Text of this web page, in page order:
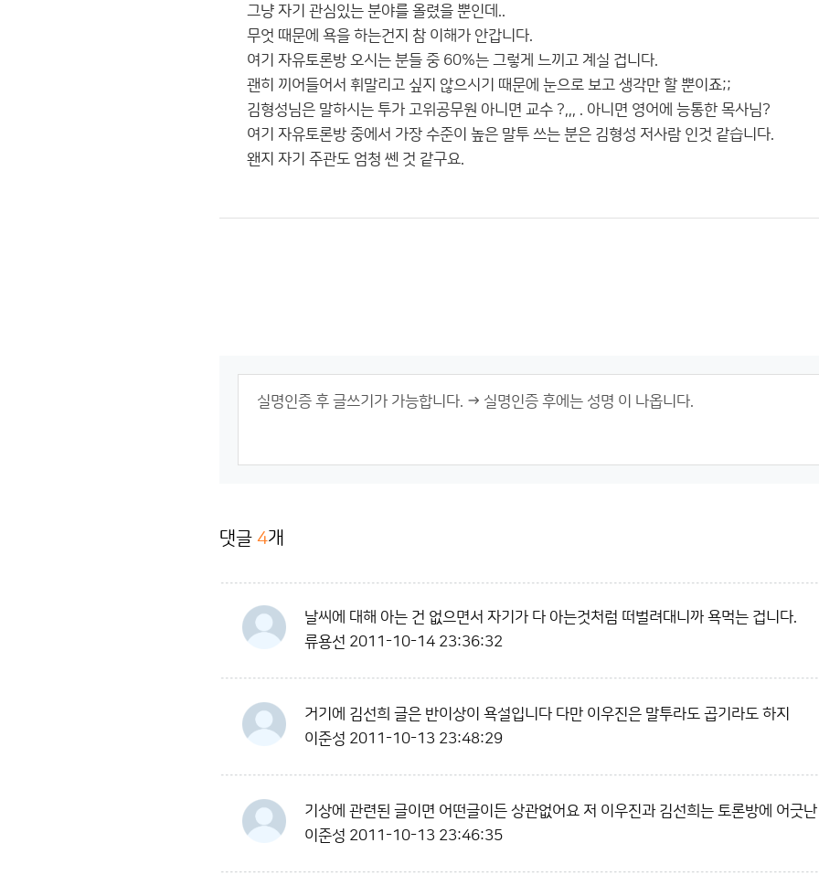
그냥 자기 관심있는 분야를 올렸을 뿐인데..
무엇 때문에 욕을 하는건지 참 이해가 안갑니다.
여기 자유토론방 오시는 분들 중 60%는 그렇게 느끼고 계실 겁니다.
괜히 끼어들어서 휘말리고 싶지 않으시기 때문에 눈으로 보고 생각만 할 뿐이죠;;
김형성님은 말하시는 투가 고위공무원 아니면 교수 ?,,, . 아니면 영어에 능통한 목사님?
여기 자유토론방 중에서 가장 수준이 높은 말투 쓰는 분은 김형성 저사람 인것 같습니다.
왠지 자기 주관도 엄청 쎈 것 같구요.
댓글 4개
날씨에 대해 아는 건 없으면서 자기가 다 아는것처럼 떠벌려대니까 욕먹는 겁니다.
류용선 2011-10-14 23:36:32
거기에 김선희 글은 반이상이 욕설입니다 다만 이우진은 말투라도 곱기라도 하지
이준성 2011-10-13 23:48:29
기상에 관련된 글이면 어떤글이든 상관없어요 저 이우진과 김선희는 토론방에 어긋
이준성 2011-10-13 23:46:35